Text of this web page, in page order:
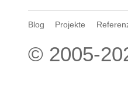
Blog Projekte
© 2005-